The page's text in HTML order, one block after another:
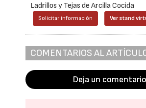
Ladrillos y Tejas de Arcilla Cocida
Solicitar información Ver stand
COMENTARIOS AL
Deja un comentario